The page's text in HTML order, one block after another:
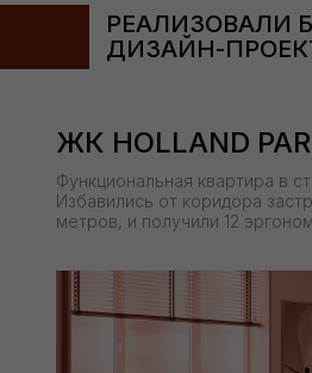
РЕАЛИЗОВАЛИ
ДИЗАЙН-
ЖК HOLLAND
Функциональная квартира в
Избавились от коридора
метров, и получили 12